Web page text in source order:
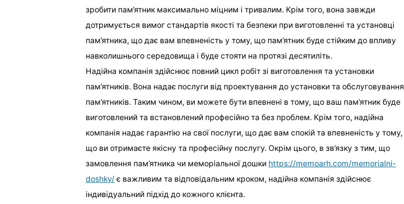
зробити пам’ятник максимально міцним і тривалим. Крім того, вона завжди
дотримується вимог стандартів якості та безпеки при виготовленні та установці
пам’ятника, що дає вам впевненість у тому, що пам’ятник буде стійким до впливу
навколишнього середовища і буде стояти на протязі десятиліть.
Надійна компанія здійснює повний цикл робіт зі виготовлення та установки
пам’ятників. Вона надає послуги від проектування до установки та обслуговування
пам’ятників. Таким чином, ви можете бути впевнені в тому, що ваш пам’ятник буде
виготовлений та встановлений професійно та без проблем. Крім того, надійна
компанія надає гарантію на свої послуги, що дає вам спокій та впевненість у тому,
що ви отримаєте якісну та професійну послугу. Окрім цього, в зв’язку з тим, що
замовлення пам’ятника чи меморіальної дошки https://memoarh.com/memorialni-
doshky/ є важливим та відповідальним кроком, надійна компанія здійснює
індивідуальний підхід до кожного клієнта.